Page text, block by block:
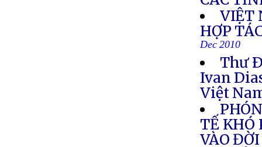
VIỆT
HỢP
Dec 2010
Thư
Ivan
Việt
TẾ KHÓ
VÀO